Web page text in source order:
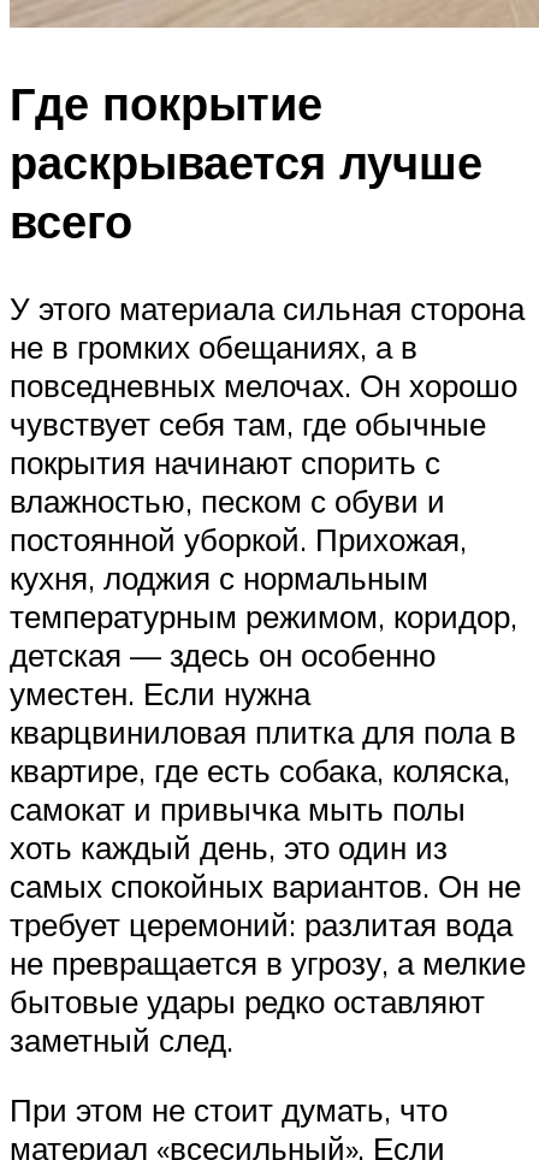
Где покрытие
раскрывается лучше
всего
У этого материала сильная сторона
не в громких обещаниях, а в
повседневных мелочах. Он хорошо
чувствует себя там, где обычные
покрытия начинают спорить с
влажностью, песком с обуви и
постоянной уборкой. Прихожая,
кухня, лоджия с нормальным
температурным режимом, коридор,
детская — здесь он особенно
уместен. Если нужна
кварцвиниловая плитка для пола в
квартире, где есть собака, коляска,
самокат и привычка мыть полы
хоть каждый день, это один из
самых спокойных вариантов. Он не
требует церемоний: разлитая вода
не превращается в угрозу, а мелкие
бытовые удары редко оставляют
заметный след.
При этом не стоит думать, что
материал «всесильный». Если